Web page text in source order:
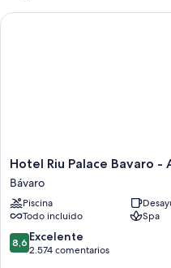
Hotel
Riu
Palace
Bavaro
-
All
Inclusive
Hotel Riu Palace Bavaro -
Bávaro
Piscina
Todo incluido
Spa
8.6
sobre
8,6 Excelente
2.574 comentarios
Hotel Riu Palace Bavaro - All